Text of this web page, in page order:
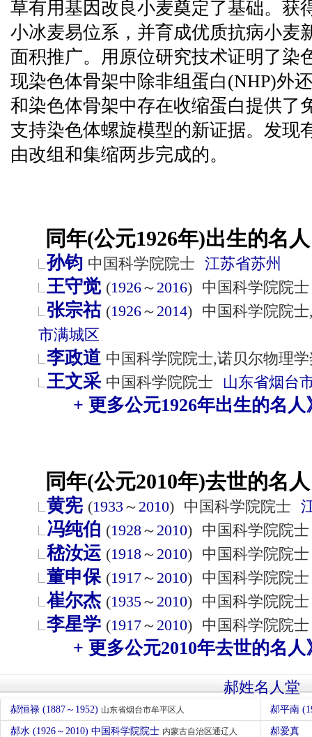
草有用基因改良小麦奠定了基础。获
小冰麦易位系，并育成优质抗病小麦
面积推广。用原位研究技术证明了染
现染色体骨架中除非组蛋白(NHP)外
和染色体骨架中存在收缩蛋白提供了
支持染色体螺旋模型的新证据。发现
由改组和集缩两步完成的。
同年(公元1926年)出生的名
孙钧 中国科学院院士 江苏省苏州
王守觉 (1926～ 2016) 中国科学院院士
张宗祜 (1926～ 2014) 中国科学院院
市满城区
李政道 中国科学院院士,诺贝尔物理
王文采 中国科学院院士 山东省烟台
+ 更多公元1926年出生的名人
同年(公元2010年)去世的名
黄宪 (1933 ～ 2010) 中国科学院院士
冯纯伯 (1928～ 2010) 中国科学院院士
嵇汝运 (1918～ 2010) 中国科学院院士
董申保 (1917～ 2010) 中国科学院院士
崔尔杰 (1935～ 2010) 中国科学院院士
李星学 (1917～ 2010) 中国科学院院士
+ 更多公元2010年去世的名人
郝姓名人堂
郝恒禄 (1887～1952) 山东省烟台市牟平区人 郝平南
郝水 (1926～2010) 中国科学院院士 内蒙古自治区通辽人 郝爱真